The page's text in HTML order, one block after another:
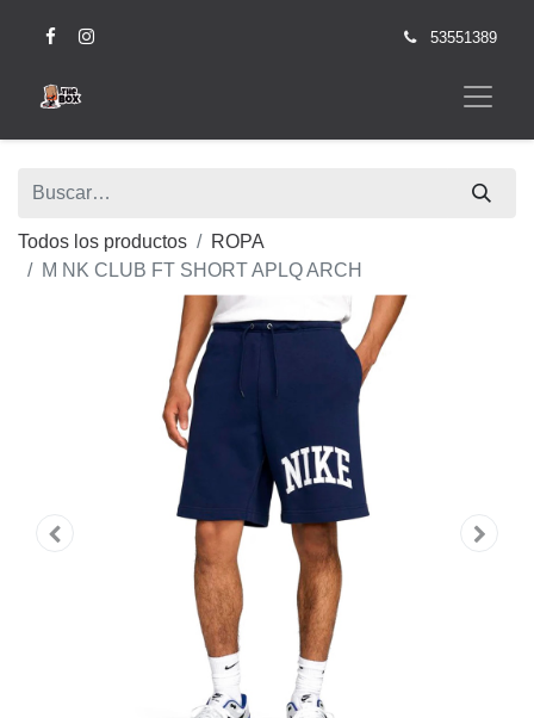
53551389
Todos los productos
ROPA
M NK CLUB FT SHORT APLQ ARCH